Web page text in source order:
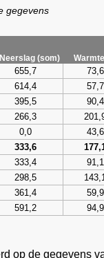
gegevens
Neerslag (som)
655,7 73,6
614,4 57,7
395,5 90,4
266,3
0,0 43,6
333,6
333,4 91,1
298,5
361,4 59,9
591,2 94,9
op de gegevens